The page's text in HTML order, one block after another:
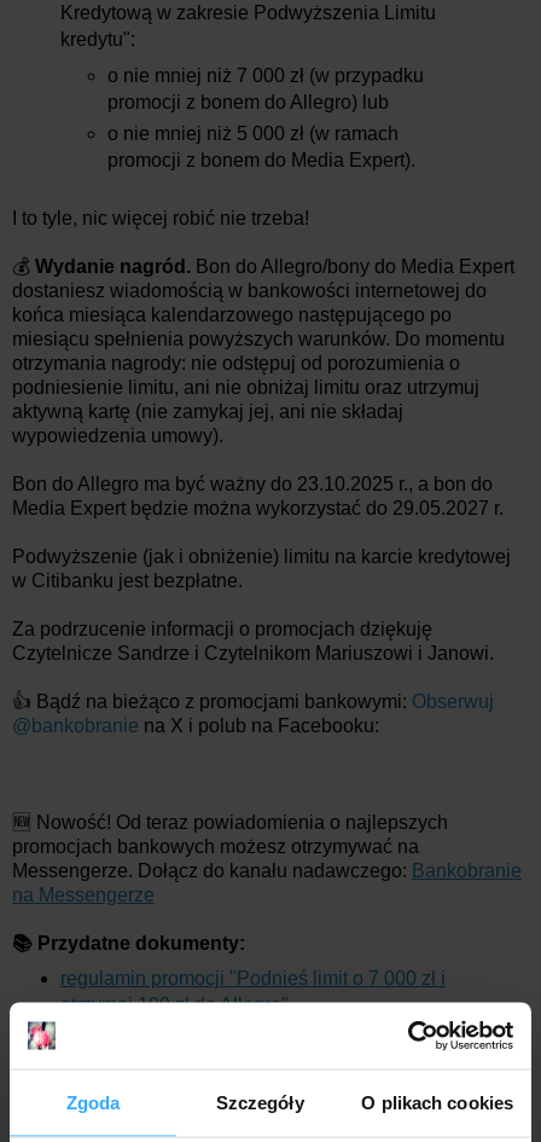
Zgoda Szczegóły O plikach cookies
Kredytową w zakresie Podwyższenia Limitu
kredytu":
o nie mniej niż 7 000 zł (w przypadku
promocji z bonem do Allegro) lub
o nie mniej niż 5 000 zł (w ramach
promocji z bonem do Media Expert).
I to tyle, nic więcej robić nie trzeba!
💰 Wydanie nagród. Bon do Allegro/bony do Media Expert
dostaniesz wiadomością w bankowości internetowej do
końca miesiąca kalendarzowego następującego po
miesiącu spełnienia powyższych warunków. Do momentu
otrzymania nagrody: nie odstępuj od porozumienia o
podniesienie limitu, ani nie obniżaj limitu oraz utrzymuj
aktywną kartę (nie zamykaj jej, ani nie składaj
wypowiedzenia umowy).
Bon do Allegro ma być ważny do 23.10.2025 r., a bon do
Media Expert będzie można wykorzystać do 29.05.2027 r.
Podwyższenie (jak i obniżenie) limitu na karcie kredytowej
w Citibanku jest bezpłatne.
Za podrzucenie informacji o promocjach dziękuję
Czytelnicze Sandrze i Czytelnikom Mariuszowi i Janowi.
👍 Bądź na bieżąco z promocjami bankowymi: Obserwuj
@bankobranie na X i polub na Facebooku:
🆕 Nowość! Od teraz powiadomienia o najlepszych
promocjach bankowych możesz otrzymywać na
Messengerze. Dołącz do kanału nadawczego: Bankobranie
na Messengerze
📚 Przydatne dokumenty:
regulamin promocji "Podnieś limit o 7 000 zł i
otrzymaj 100 zł do Allegro"
regulamin promocji "Podnieś limit o 5 000 zł i
Mr. Złotówa o godz.: